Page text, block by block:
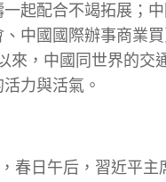
起配合不竭拓展；
中國國際辦事商業
來，中國同世界的交
活力與活氣。
春日午后，習近平